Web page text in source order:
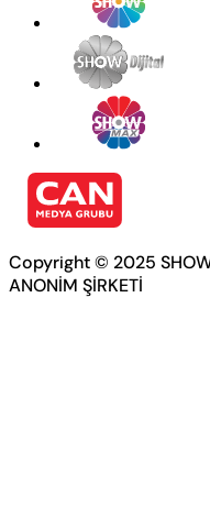
Copyright © 2025
ANONİM ŞİRKETİ